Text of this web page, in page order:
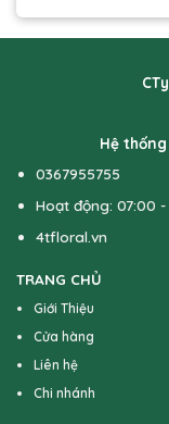
Hệ
0367955755
Hoạt động: 07:00 -
4tfloral.vn
TRANG CHỦ
Giới Thiệu
Cửa hàng
Liên hệ
Chi nhánh